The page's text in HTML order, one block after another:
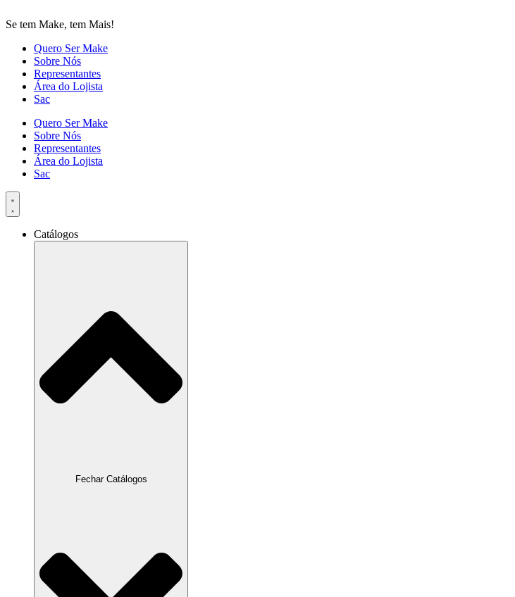
Se tem Make, tem Mais!
Quero Ser Make
Sobre Nós
Representantes
Área do Lojista
Sac
Quero Ser Make
Sobre Nós
Representantes
Área do Lojista
Sac
Catálogos
Fechar Catálogos